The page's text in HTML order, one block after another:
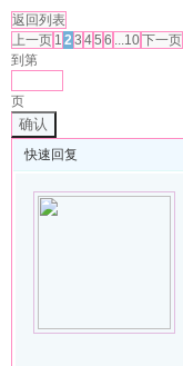
返回列表
上一页 1 23 45 6 ...10下一页
到第
页
确认
快速回复